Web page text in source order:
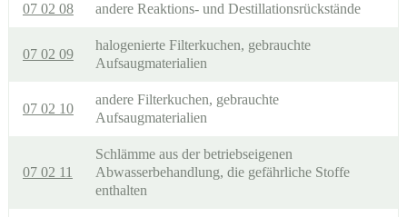
07 02 08 andere Reaktions- und Destillationsrückstände
07 02 09
halogenierte Filterkuchen, gebrauchte
Aufsaugmaterialien
07 02 10
andere Filterkuchen, gebrauchte
Aufsaugmaterialien
07 02 11
Schlämme aus der betriebseigenen
Abwasserbehandlung, die gefährliche Stoffe
enthalten